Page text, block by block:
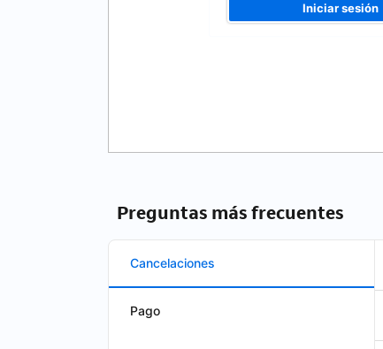
Iniciar sesión
Preguntas más frecuentes
Cancelaciones
Pago